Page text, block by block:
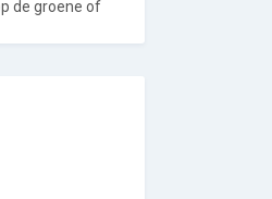
de groene of